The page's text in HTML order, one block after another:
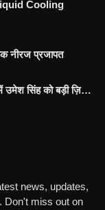
Cooling
नीरज प्रजापत
उमेश सिंह को बड़ी ज़ि…
news, updates,
Don't miss out on